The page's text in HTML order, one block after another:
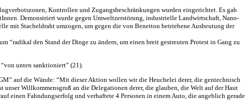
Kontrollen und Zugangsbeschränkungen wurden eingerichtet. Es gab
Demonstriert wurde gegen Umweltzerstörung, industrielle Landwirtschaft, Nano-
mit Stacheldraht umzogen, um gegen die von Benetton betriebene Ausbeutung der
“radikal den Stand der Dinge zu ändern, um einen breit gestreuten Protest in Gang zu
unten sanktioniert” (21).
” auf die Wände: “Mit dieser Aktion wollen wir die Heuchelei derer, die gentechnisch
Willkommensgruß an die Delegationen derer, die glauben, die Welt auf der Haut
einen Fahndungserfolg und verhaftete 4 Personen in einem Auto, die angeblich gerade